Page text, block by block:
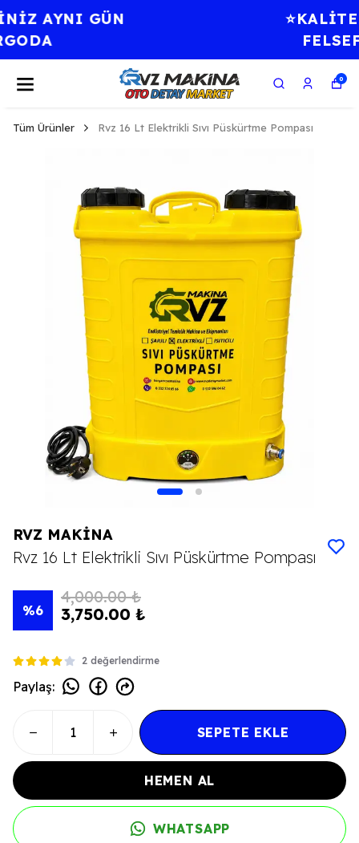
⭐KALİTE BİR AHLAK
0
Tüm Ürünler Rvz 16 Lt Elektrikli Sıvı Püskürtme Pompası
RVZ MAKİNA
Rvz 16 Lt Elektrikli Sıvı Püskürtme Pompası
%6
4,000.00 ₺
3,750.00 ₺
2 değerlendirme
Paylaş:
SEPETE EKLE
HEMEN AL
WHATSAPP